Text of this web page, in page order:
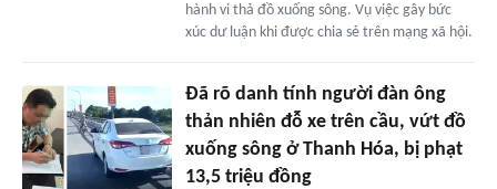
hành vi thả đồ xuống sông. Vụ việc gây bức
xúc dư luận khi được chia sẻ trên mạng xã hội.
Đã rõ danh tính người đàn ông
thản nhiên đỗ xe trên cầu, vứt đồ
xuống sông ở Thanh Hóa, bị phạt
13,5 triệu đồng